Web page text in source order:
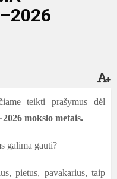
teikti prašymus dėl
2026 mokslo metais.
galima gauti?
pietus, pavakarius, taip